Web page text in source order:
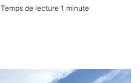
Temps de lecture 1 minute